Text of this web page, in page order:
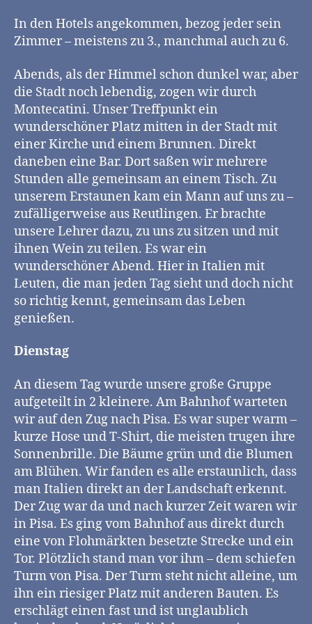
In den Hotels angekommen, bezog jeder sein
Zimmer – meistens zu 3., manchmal auch zu 6.
Abends, als der Himmel schon dunkel war, aber
die Stadt noch lebendig, zogen wir durch
Montecatini. Unser Treffpunkt ein
wunderschöner Platz mitten in der Stadt mit
einer Kirche und einem Brunnen. Direkt
daneben eine Bar. Dort saßen wir mehrere
Stunden alle gemeinsam an einem Tisch. Zu
unserem Erstaunen kam ein Mann auf uns zu –
zufälligerweise aus Reutlingen. Er brachte
unsere Lehrer dazu, zu uns zu sitzen und mit
ihnen Wein zu teilen. Es war ein
wunderschöner Abend. Hier in Italien mit
Leuten, die man jeden Tag sieht und doch nicht
so richtig kennt, gemeinsam das Leben
genießen.
Dienstag
An diesem Tag wurde unsere große Gruppe
aufgeteilt in 2 kleinere. Am Bahnhof warteten
wir auf den Zug nach Pisa. Es war super warm –
kurze Hose und T-Shirt, die meisten trugen ihre
Sonnenbrille. Die Bäume grün und die Blumen
am Blühen. Wir fanden es alle erstaunlich, dass
man Italien direkt an der Landschaft erkennt.
Der Zug war da und nach kurzer Zeit waren wir
in Pisa. Es ging vom Bahnhof aus direkt durch
eine von Flohmärkten besetzte Strecke und ein
Tor. Plötzlich stand man vor ihm – dem schiefen
Turm von Pisa. Der Turm steht nicht alleine, um
ihn ein riesiger Platz mit anderen Bauten. Es
erschlägt einen fast und ist unglaublich